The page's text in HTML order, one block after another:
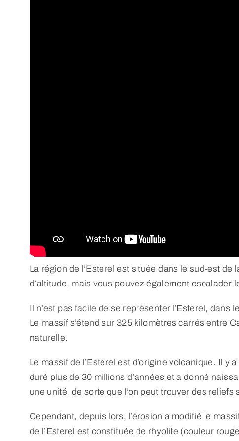
La région de l’Esterel est située dans le sud-est
d’altitude, mais vous pouvez également escalader
Il n’est pas facile de se représenter l’Esterel,
Le massif s’étend sur 325 kilomètres carrés entre
naturelle.
Le massif de l’Esterel est d’origine volcanique. Il
duré plus de 30 millions d’années et a donné
une unité, de sorte que l’on peut trouver des
Cependant, depuis lors, l’érosion a modifié le
de l’Esterel est constituée de rhyolite (couleur